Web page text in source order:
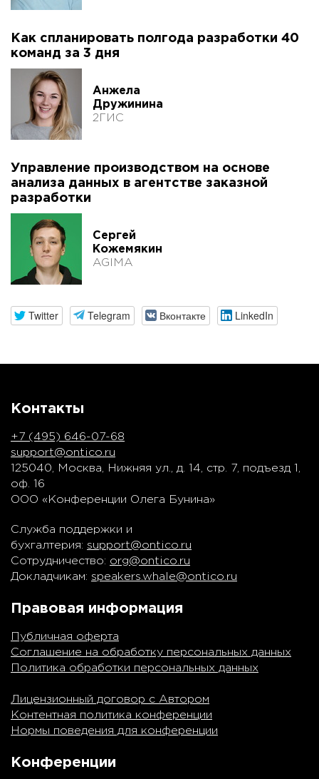
Как спланировать полгода разработки 40
команд за 3 дня
Анжела
Дружинина
2ГИС
Управление производством на основе
анализа данных в агентстве заказной
разработки
Сергей
Кожемякин
AGIMA
Twitter Telegram Вконтакте LinkedIn
Контакты
+7 (495) 646-07-68
support@ontico.ru
125040, Москва, Нижняя ул., д. 14, стр. 7, подъезд 1,
оф. 16
ООО «Конференции Олега Бунина»
Служба поддержки и
бухгалтерия: support@ontico.ru
Сотрудничество: org@ontico.ru
Докладчикам: speakers.whale@ontico.ru
Конференции
Правовая информация
Публичная оферта
Соглашение на обработку персональных данных
Политика обработки персональных данных
Лицензионный договор с Автором
Контентная политика конференции
Нормы поведения для конференции